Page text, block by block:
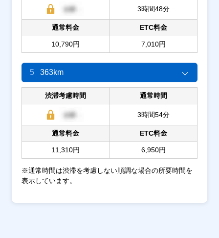
3時間48分
通常料金
10,790円
ETC料金
7,010円
5 363km
渋滞考慮時間 通常時間
3時間54分
通常料金
11,310円
ETC料金
6,950円
※通常時間は渋滞を考慮しない順調な場合の所要時間を
表示しています。